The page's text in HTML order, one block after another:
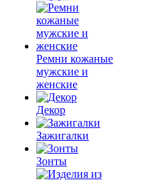
Ремни кожаные
мужские и
женские
Декор
Зажигалки
Зонты